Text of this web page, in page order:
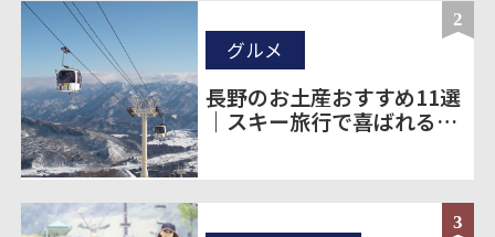
2
長野のお土産おすすめ11選
｜スキー旅行で喜ばれる定
グルメ
3